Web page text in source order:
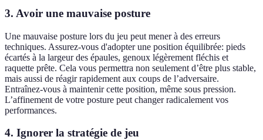
3. Avoir une mauvaise posture
Une mauvaise posture lors du jeu peut mener à des erreurs
techniques. Assurez-vous d'adopter une position équilibrée: pieds
écartés à la largeur des épaules, genoux légèrement fléchis et
raquette prête. Cela vous permettra non seulement d’être plus stable,
mais aussi de réagir rapidement aux coups de l’adversaire.
Entraînez-vous à maintenir cette position, même sous pression.
L’affinement de votre posture peut changer radicalement vos
performances.
4. Ignorer la stratégie de jeu